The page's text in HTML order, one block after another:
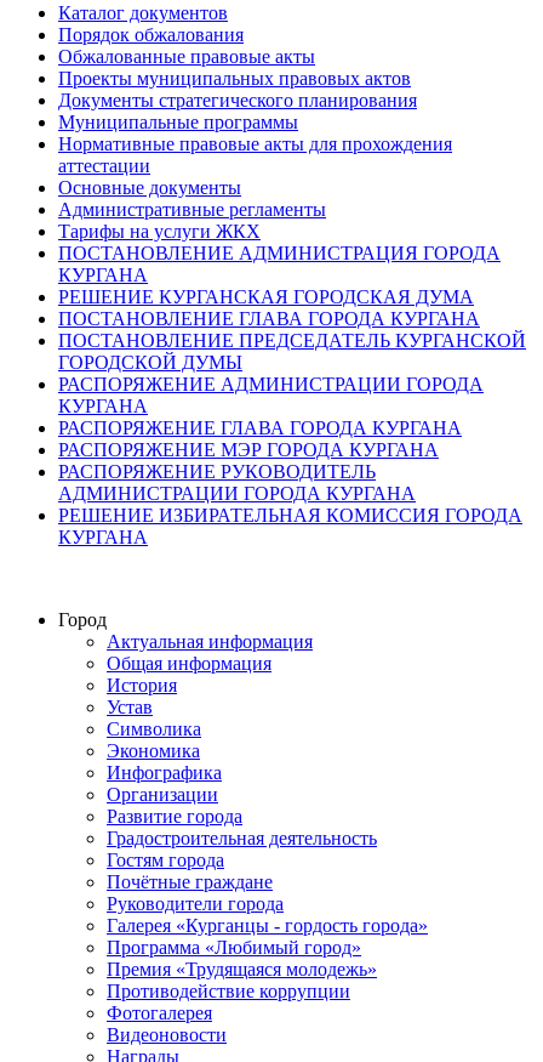
Каталог документов
Порядок обжалования
Обжалованные правовые акты
Проекты муниципальных правовых актов
Документы стратегического планирования
Муниципальные программы
Нормативные правовые акты для прохождения
аттестации
Основные документы
Административные регламенты
Тарифы на услуги ЖКХ
ПОСТАНОВЛЕНИЕ АДМИНИСТРАЦИЯ ГОРОДА
КУРГАНА
РЕШЕНИЕ КУРГАНСКАЯ ГОРОДСКАЯ ДУМА
ПОСТАНОВЛЕНИЕ ГЛАВА ГОРОДА КУРГАНА
ПОСТАНОВЛЕНИЕ ПРЕДСЕДАТЕЛЬ КУРГАНСКОЙ
ГОРОДСКОЙ ДУМЫ
РАСПОРЯЖЕНИЕ АДМИНИСТРАЦИИ ГОРОДА
КУРГАНА
РАСПОРЯЖЕНИЕ ГЛАВА ГОРОДА КУРГАНА
РАСПОРЯЖЕНИЕ МЭР ГОРОДА КУРГАНА
РАСПОРЯЖЕНИЕ РУКОВОДИТЕЛЬ
АДМИНИСТРАЦИИ ГОРОДА КУРГАНА
РЕШЕНИЕ ИЗБИРАТЕЛЬНАЯ КОМИССИЯ ГОРОДА
КУРГАНА
Город
Актуальная информация
Общая информация
История
Устав
Символика
Экономика
Инфографика
Организации
Развитие города
Градостроительная деятельность
Гостям города
Почётные граждане
Руководители города
Галерея «Курганцы - гордость города»
Программа «Любимый город»
Премия «Трудящаяся молодежь»
Противодействие коррупции
Фотогалерея
Видеоновости
Награды